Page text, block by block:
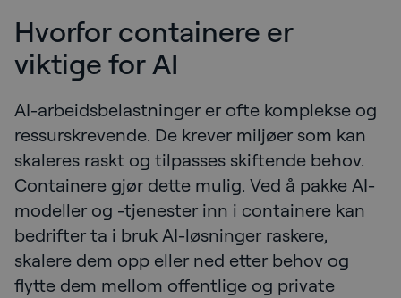
Hvorfor containere er
viktige for AI
AI-arbeidsbelastninger er ofte komplekse og
ressurskrevende. De krever miljøer som kan
skaleres raskt og tilpasses skiftende behov.
Containere gjør dette mulig. Ved å pakke AI-
modeller og -tjenester inn i containere kan
bedrifter ta i bruk AI-løsninger raskere,
skalere dem opp eller ned etter behov og
flytte dem mellom offentlige og private